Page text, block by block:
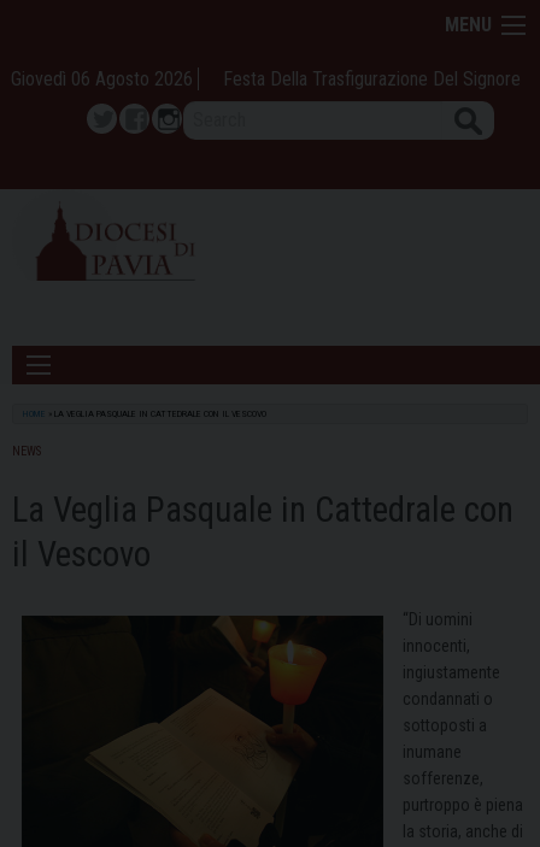
content
MENU
Giovedì 06 Agosto 2026 Festa Della Trasfigurazione Del Signore
TwitterFacebook
Instagram
HOME LA VEGLIA PASQUALE IN CATTEDRALE CON IL VESCOVO
NEWS
La Veglia Pasquale in Cattedrale con
il Vescovo
“Di uomini
innocenti,
ingiustamente
condannati o
sottoposti a
inumane
sofferenze,
purtroppo è piena
la storia, anche di